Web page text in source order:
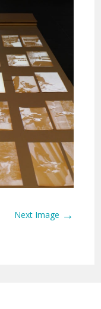
Next Image →